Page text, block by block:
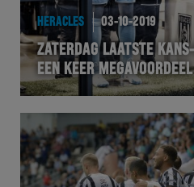
HERACLES 03-10-2019
ZATERDAG LAATSTE
EEN KEER MEGAVOORDEEL